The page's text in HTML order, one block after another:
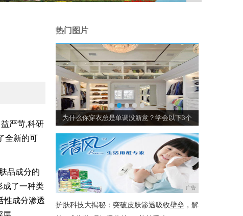
严苛,科研
全新的可
品成分的
成了一种类
性成分渗透
热门图片
钻精华 为什么你穿衣总是单调没新意？学会以下3个
广告
护肤科技大揭秘：突破皮肤渗透吸收壁垒，解